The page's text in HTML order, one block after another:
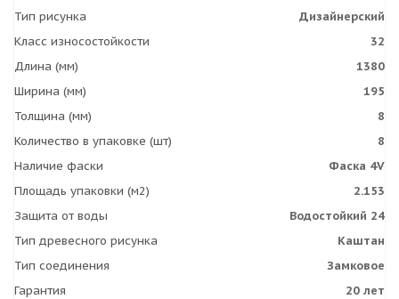
Тип рисунка
Дизайнерский
Класс износостойкости
32
Длина (мм)
1380
Ширина (мм)
195
Толщина (мм)
8
Количество в упаковке (шт)
8
Наличие фаски
Фаска 4V
Площадь упаковки (м2)
2.153
Защита от воды
Водостойкий 24
Тип древесного рисунка
Каштан
Тип соединения
Замковое
Гарантия
20 лет